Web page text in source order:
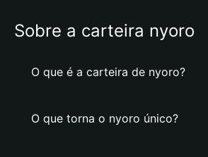
Sobre a carteira nyoro
O que é a carteira de nyoro?
O que torna o nyoro único?